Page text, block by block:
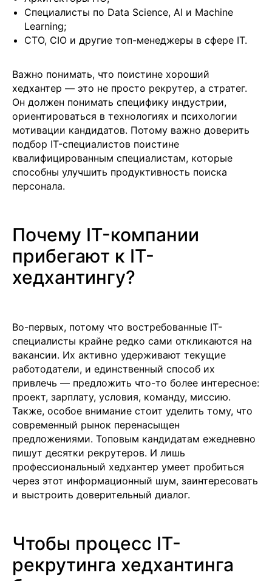
Специалисты по Data Science, AI и Machine
Learning;
CTO, CIO и другие топ-менеджеры в сфере IT.
Важно понимать, что поистине хороший
хедхантер — это не просто рекрутер, а стратег.
Он должен понимать специфику индустрии,
ориентироваться в технологиях и психологии
мотивации кандидатов. Потому важно доверить
подбор IT-специалистов поистине
квалифицированным специалистам, которые
способны улучшить продуктивность поиска
персонала.
Почему IT-компании
прибегают к IT-
хедхантингу?
Во-первых, потому что востребованные IT-
специалисты крайне редко сами откликаются на
вакансии. Их активно удерживают текущие
работодатели, и единственный способ их
привлечь — предложить что-то более интересное:
проект, зарплату, условия, команду, миссию.
Также, особое внимание стоит уделить тому, что
современный рынок перенасыщен
предложениями. Топовым кандидатам ежедневно
пишут десятки рекрутеров. И лишь
профессиональный хедхантер умеет пробиться
через этот информационный шум, заинтересовать
и выстроить доверительный диалог.
Чтобы процесс IT-
рекрутинга хедхантинга